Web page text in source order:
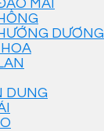
MAI
DƯƠNG
DUNG